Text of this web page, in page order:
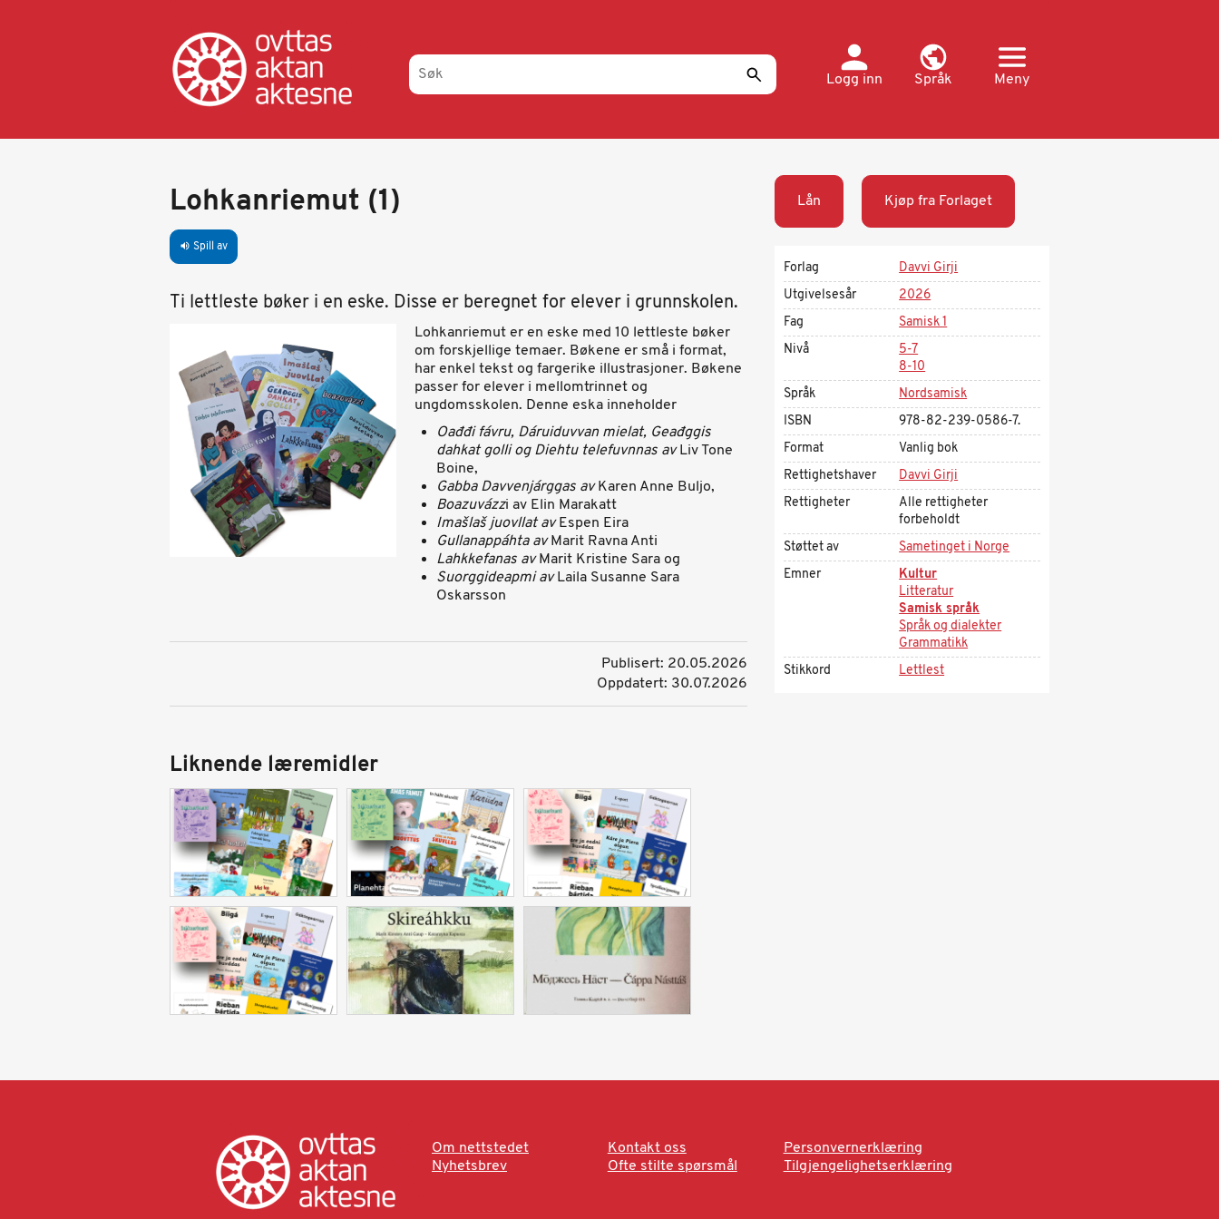
Logg inn
Språk Meny
Lohkanriemut (1)
volume_up Spill av
Ti lettleste bøker i en eske. Disse er beregnet for elever i grunnskolen.
Lohkanriemut er en eske med 10 lettleste bøker
om forskjellige temaer. Bøkene er små i format,
har enkel tekst og fargerike illustrasjoner. Bøkene
passer for elever i mellomtrinnet og
ungdomsskolen. Denne eska inneholder
Oađđi fávru, Dáruiduvvan mielat, Geađggis
dahkat golli og Diehtu telefuvnnas avLiv Tone
Boine,
Gabba Davvenjárggas avKaren Anne Buljo,
Boazuvázzi av Elin Marakatt
Imašlaš juovllat avEspen Eira
Gullanappáhta avMarit Ravna Anti
Lahkkefanas avMarit Kristine Sara og
Suorggideapmi avLaila Susanne Sara
Oskarsson
Publisert: 20.05.2026
Oppdatert: 30.07.2026
Liknende læremidler
Lån Kjøp fra Forlaget
Forlag
Davvi Girji
Utgivelsesår
2026
Fag
Samisk 1
Nivå
5-7
8-10
Språk
Nordsamisk
ISBN
978-82-239-0586-7.
Format
Vanlig bok
Rettighetshaver
Davvi Girji
Rettigheter
Alle rettigheter
forbeholdt
Støttet av
Sametinget i Norge
Emner
Kultur
Litteratur
Samisk språk
Språk og dialekter
Grammatikk
Stikkord
Lettlest
Om nettstedet Kontakt oss
Personvernerklæring
Nyhetsbrev
Ofte stilte spørsmål Tilgjengelighetserklæring